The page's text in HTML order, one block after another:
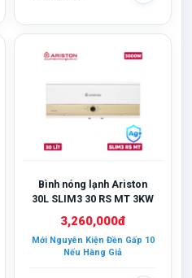
Bình nóng lạnh Ariston
30L SLIM3 30 RS MT 3KW
3,260,000đ
Mới Nguyên Kiện Đền Gấp 10
Nếu Hàng Giả